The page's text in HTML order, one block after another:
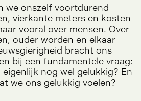
we onszelf voortdurend
vierkante meters en kosten
vooral over mensen. Over
ouder worden en elkaar
bracht ons
bij een fundamentele vraag:
nog wel gelukkig? En
we ons gelukkig voelen?